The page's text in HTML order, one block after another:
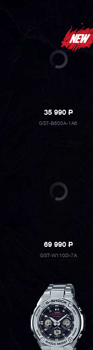
35 990P
GST-B600A-1A6
69 990P
GST-W110D-7A